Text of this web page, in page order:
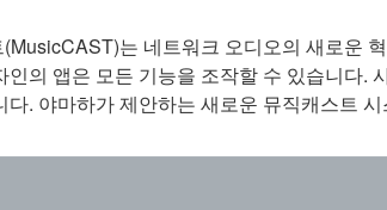
는 네트워크 오디오의 새로운
인의 앱은 모든 기능을 조작할 수 있습니다.
다. 야마하가 제안하는 새로운 뮤직캐스트